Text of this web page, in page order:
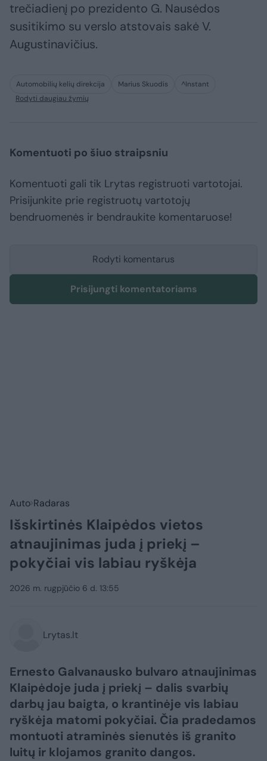
trečiadienį po prezidento G. Nausėdos
susitikimo su verslo atstovais sakė V.
Augustinavičius.
Automobilių kelių direkcija Marius Skuodis
^Instant
Rodyti daugiau žymių
Komentuoti po šiuo straipsniu
Komentuoti gali tik Lrytas registruoti vartotojai.
Prisijunkite prie registruotų vartotojų
bendruomenės ir bendraukite komentaruose!
Rodyti komentarus
Prisijungti komentatoriams
Auto Radaras
Išskirtinės Klaipėdos vietos
atnaujinimas juda į priekį –
pokyčiai vis labiau ryškėja
2026 m. rugpjūčio 6 d. 13:55
Lrytas.lt
Ernesto Galvanausko bulvaro atnaujinimas
Klaipėdoje juda į priekį – dalis svarbių
darbų jau baigta, o krantinėje vis labiau
ryškėja matomi pokyčiai. Čia pradedamos
montuoti atraminės sienutės iš granito
luitų ir klojamos granito dangos.